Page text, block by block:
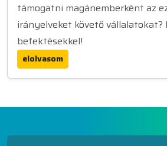
támogatni magánemberként az
irányelveket követő vállalatokat?
befektésekkel!
elolvasom